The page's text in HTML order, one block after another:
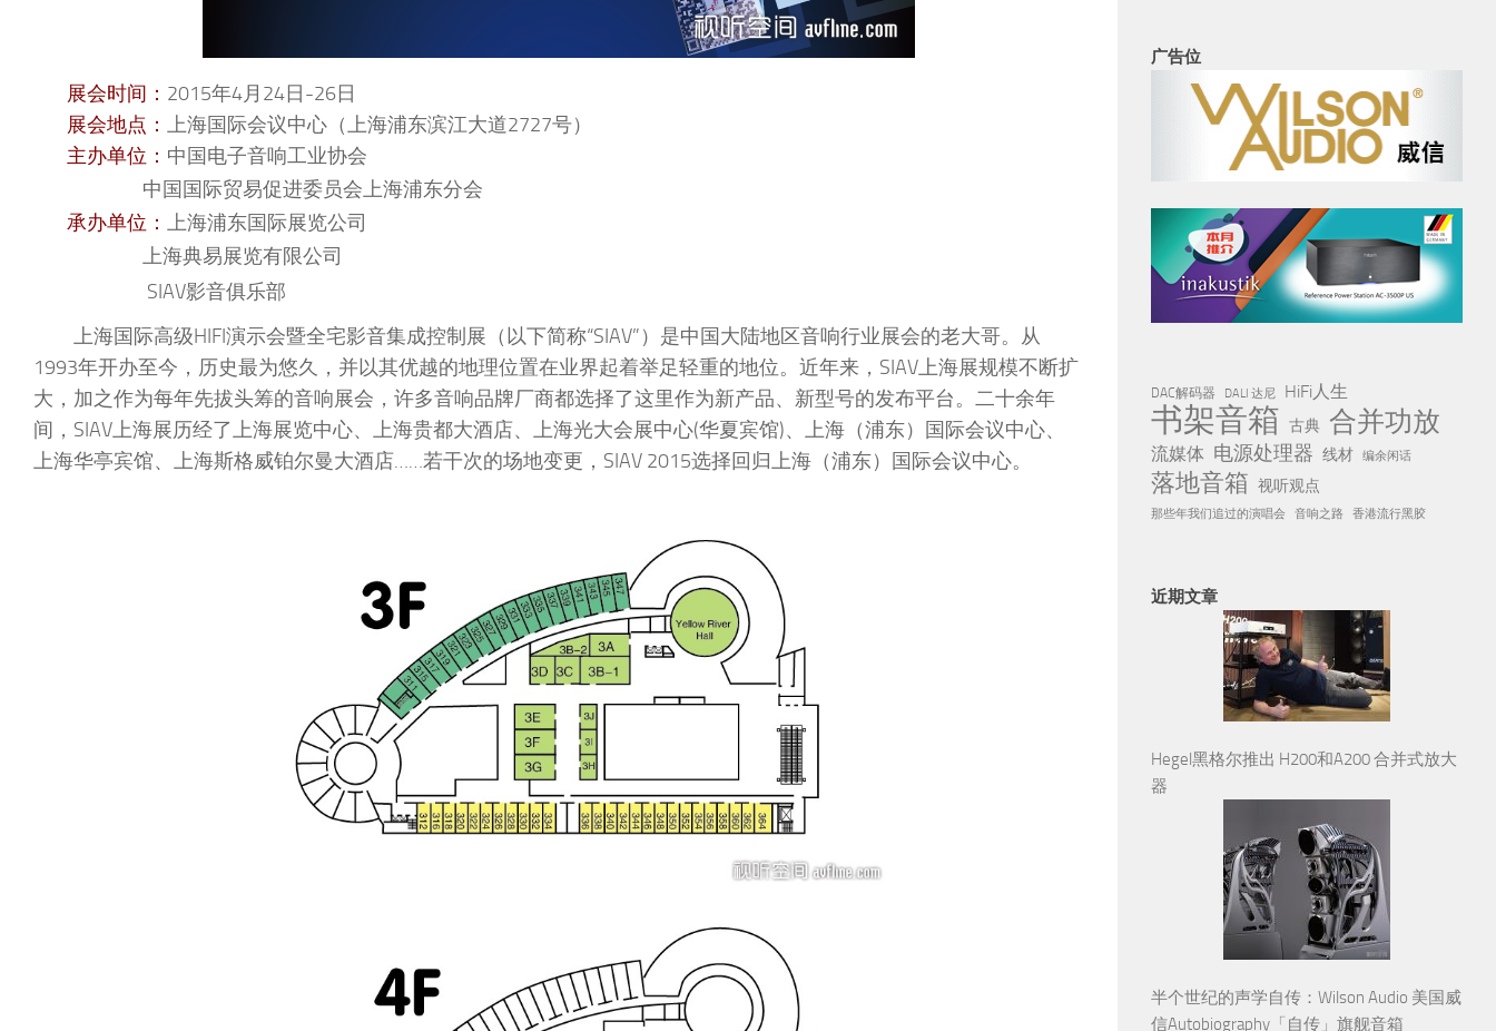
展会时间： 2015年4月24日-26日
展会地点： 上海国际会议中心（上海浦东滨江大道2727号）
主办单位： 中国电子音响工业协会
中国国际贸易促进委员会上海浦东分会
承办单位： 上海浦东国际展览公司
上海典易展览有限公司
SIAV影音俱乐部
上海国际高级HIFI演示会暨全宅影音集成控制展（以下简称“SIAV”）是中国大陆地区音响行业展会的老大哥。从
1993年开办至今，历史最为悠久，并以其优越的地理位置在业界起着举足轻重的地位。近年来，SIAV上海展规模不断扩
大，加之作为每年先拔头筹的音响展会，许多音响品牌厂商都选择了这里作为新产品、新型号的发布平台。二十余年
间，SIAV上海展历经了上海展览中心、上海贵都大酒店、上海光大会展中心(华夏宾馆)、上海（浦东）国际会议中心、
上海华亭宾馆、上海斯格威铂尔曼大酒店……若干次的场地变更，SIAV 2015选择回归上海（浦东）国际会议中心。
广告位
DAC解码器 DALI 达尼 HiFi人生
书架音箱 古典 合并功放
流媒体 电源处理器 线材 编余闲话
落地音箱 视听观点
那些年我们追过的演唱会 音响之路 香港流行黑胶
近期文章
Hegel黑格尔推出 H200和A200 合并式放大
器
半个世纪的声学自传：Wilson Audio 美国威
信Autobiography「自传」旗舰音箱